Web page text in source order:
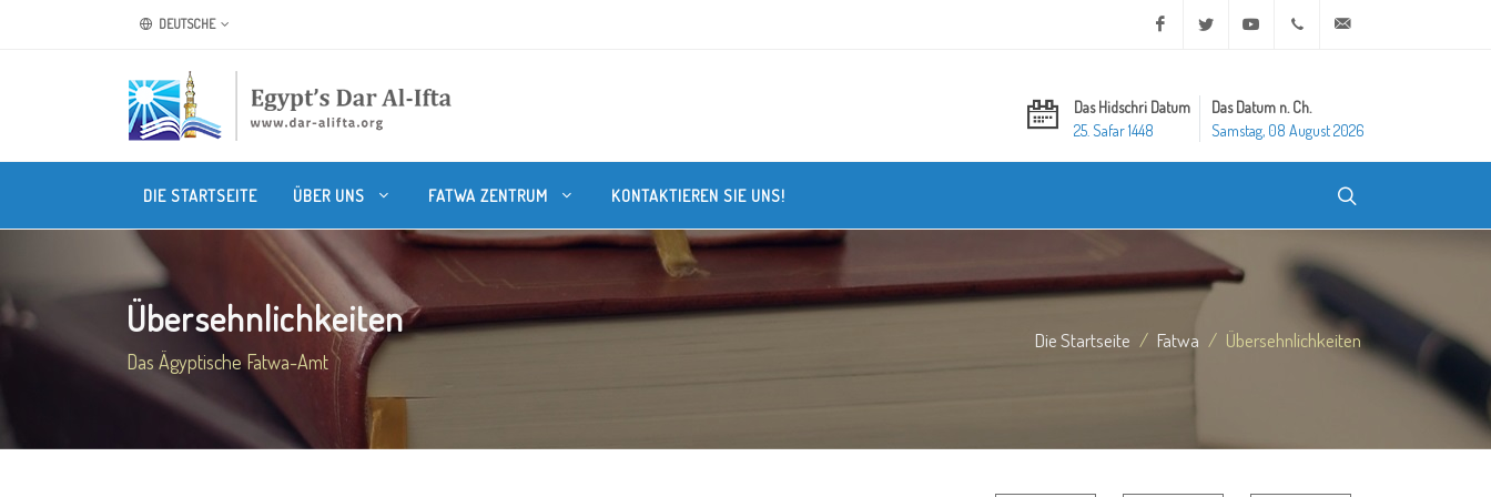
DEUTSCHE Facebook Twitter Youtube +20 2 25970400
Das Hidschri Datum
25. Safar 1448
Das Datum n. Ch.
Samstag, 08 August 2026
DIE STARTSEITE ÜBER UNS FATWA ZENTRUM KONTAKTIEREN SIE UNS!
Übersehnlichkeiten
Das Ägyptische Fatwa-Amt
Die Startseite Fatwa Übersehnlichkeiten